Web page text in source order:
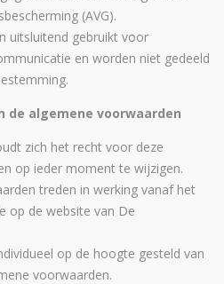
(AVG).
uitsluitend gebruikt voor
en worden niet gedeeld
de algemene voorwaarden
zich het recht voor deze
op ieder moment te wijzigen.
treden in werking vanaf het
op de website van De
op de hoogte gesteld van
voorwaarden.